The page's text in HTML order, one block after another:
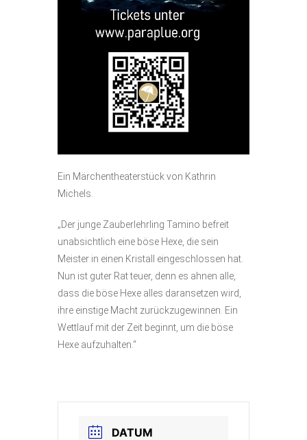
Ein Märchentheaterstück von Kathrin
Michels.
„Der junge Zauberlehrling Tamino befreit
unabsichtlich eine böse Hexe, die sein
Meister in einen Kristall eingeschlossen hat.
Nun ist guter Rat teuer, denn es ahnen alle,
dass die böse Hexe alles daransetzen wird,
ihre einstige Macht zurückzugewinnen. Ein
Wettlauf mit der Zeit beginnt, um die böse
Hexe aufzuhalten.“
DATUM